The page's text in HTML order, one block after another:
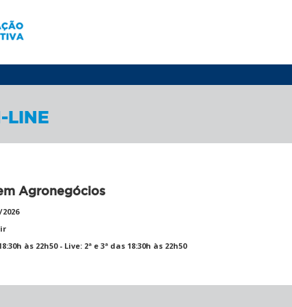
LINE
Agronegócios
2026
às 22h50 - Live: 2ª e 3ª das 18:30h às 22h50